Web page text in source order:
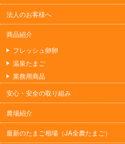
法人のお客様へ
商品紹介
フレッシュ卵卵
温泉たまご
業務用商品
安心・安全の取り組み
農場紹介
最新のたまご相場（JA全農たまご）